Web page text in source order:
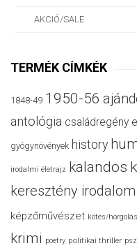
AKCIÓ/SALE
TERMÉK CÍMKÉK
1848-49 1950-56
antológia családregény
gyógynövények history
irodalmi életrajz kalandos
keresztény irodalom
képzőművészet kötés/horgolás
krimi poetry politikai thriller